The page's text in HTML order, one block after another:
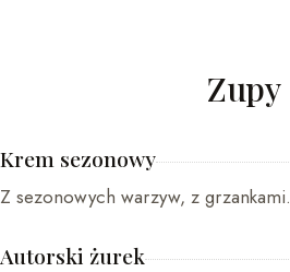
Zupy
Krem sezonowy
Z sezonowych warzyw, z grzankami.
Autorski żurek